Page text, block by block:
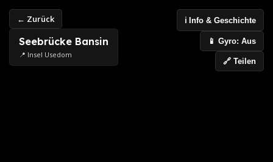
← Zurück
Seebrücke Bansin
📍 Insel Usedom
ℹ️ Info & Geschichte
📱 Gyro: Aus
🔗 Teilen